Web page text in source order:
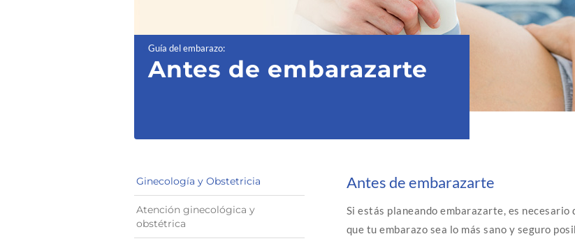
Guía del embarazo:
Antes de embarazarte
Antes de embarazarte
Si estás planeando embarazarte, es
que tu embarazo sea lo más sano y seguro
Ginecología y Obstetricia
Atención ginecológica y
obstétrica